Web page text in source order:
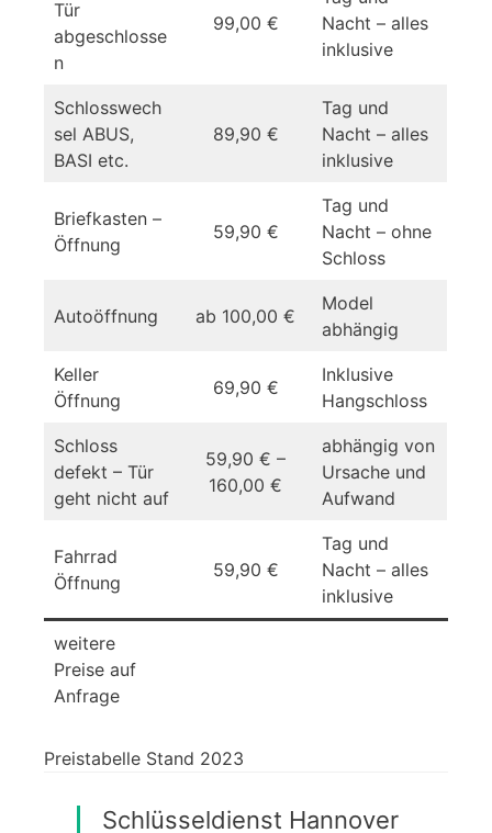
Tür
abgeschlosse
n
99,00 €
Nacht – alles
inklusive
Schlosswech
sel ABUS,
BASI etc.
89,90 €
Tag und
Nacht – alles
inklusive
Briefkasten –
Öffnung
59,90 €
Tag und
Nacht – ohne
Schloss
Autoöffnung ab 100,00 €
Model
abhängig
Keller
Öffnung
69,90 €
Inklusive
Hangschloss
Schloss
defekt – Tür
geht nicht auf
59,90 € –
160,00 €
abhängig von
Ursache und
Aufwand
Fahrrad
Öffnung
59,90 €
Tag und
Nacht – alles
inklusive
weitere
Preise auf
Anfrage
Preistabelle Stand 2023
Schlüsseldienst Hannover